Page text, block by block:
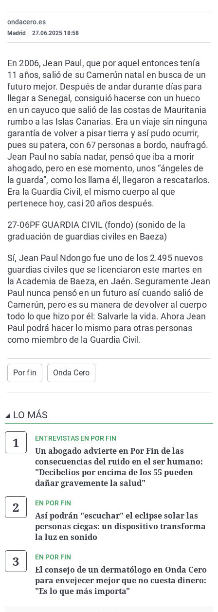
Como el perro y el
Equipo de
Operación Viuda
La Rioja
Navarra
País Vasco
Elecciones
ondacero.es
Madrid 27.06.2025 18:58
En 2006, Jean Paul, que por aquel entonces tenía
11 años, salió de su Camerún natal en busca de un
futuro mejor. Después de andar durante días para
llegar a Senegal, consiguió hacerse con un hueco
en un cayuco que salió de las costas de Mauritania
rumbo a las Islas Canarias. Era un viaje sin ninguna
garantía de volver a pisar tierra y así pudo ocurrir,
pues su patera, con 67 personas a bordo, naufragó.
Jean Paul no sabía nadar, pensó que iba a morir
ahogado, pero en ese momento, unos “ángeles de
la guarda”, como los llama él, llegaron a rescatarlos.
Era la Guardia Civil, el mismo cuerpo al que
pertenece hoy, casi 20 años después.
27-06PF GUARDIA CIVIL (fondo) (sonido de la
graduación de guardias civiles en Baeza)
Sí, Jean Paul Ndongo fue uno de los 2.495 nuevos
guardias civiles que se licenciaron este martes en
la Academia de Baeza, en Jaén. Seguramente Jean
Paul nunca pensó en un futuro así cuando salió de
Camerún, pero es su manera de devolver al cuerpo
todo lo que hizo por él: Salvarle la vida. Ahora Jean
Paul podrá hacer lo mismo para otras personas
como miembro de la Guardia Civil.
Por fin Onda Cero
LO MÁS
ENTREVISTAS EN POR FIN
Un abogado advierte en Por Fin de las
consecuencias del ruido en el ser humano:
"Decibelios por encima de los 55 pueden
dañar gravemente la salud"
EN POR FIN
Así podrán "escuchar" el eclipse solar las
personas ciegas: un dispositivo transforma
la luz en sonido
EN POR FIN
El consejo de un dermatólogo en Onda Cero
para envejecer mejor que no cuesta dinero:
"Es lo que más importa"